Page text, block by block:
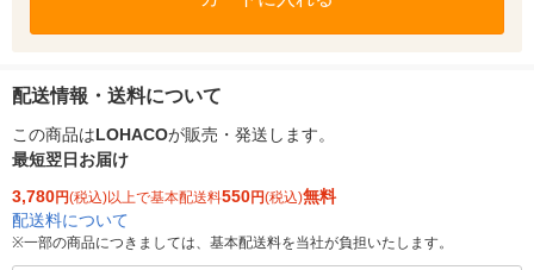
配送情報・送料について
この商品はLOHACOが販売・発送します。
最短翌日お届け
3,780円(税込)以上で基本配送料550円(税込)無料
配送料について
※一部の商品につきましては、基本配送料を当社が負担いたします。